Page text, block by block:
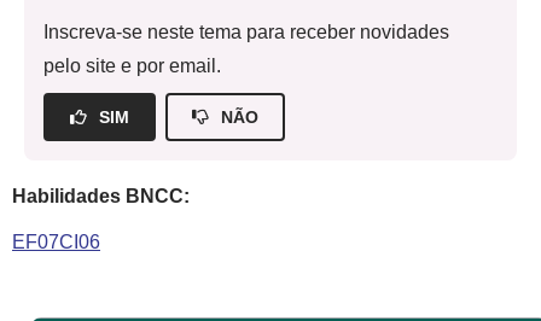
Inscreva-se neste tema para receber novidades
pelo site e por email.
SIM NÃO
Habilidades BNCC:
EF07CI06